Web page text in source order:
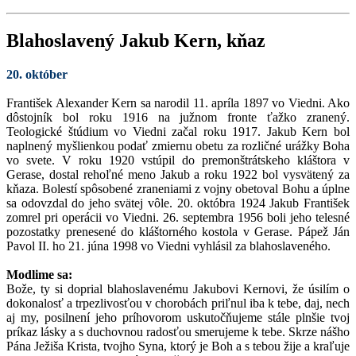
Blahoslavený Jakub Kern, kňaz
20. október
František Alexander Kern sa narodil 11. apríla 1897 vo Viedni. Ako
dôstojník bol roku 1916 na južnom fronte ťažko zranený.
Teologické štúdium vo Viedni začal roku 1917. Jakub Kern bol
naplnený myšlienkou podať zmiernu obetu za rozličné urážky Boha
vo svete. V roku 1920 vstúpil do premonštrátskeho kláštora v
Gerase, dostal rehoľné meno Jakub a roku 1922 bol vysvätený za
kňaza. Bolestí spôsobené zraneniami z vojny obetoval Bohu a úplne
sa odovzdal do jeho svätej vôle. 20. októbra 1924 Jakub František
zomrel pri operácii vo Viedni. 26. septembra 1956 boli jeho telesné
pozostatky prenesené do kláštorného kostola v Gerase. Pápež Ján
Pavol II. ho 21. júna 1998 vo Viedni vyhlásil za blahoslaveného.
Modlime sa:
Bože, ty si doprial blahoslavenému Jakubovi Kernovi, že úsilím o
dokonalosť a trpezlivosťou v chorobách priľnul iba k tebe, daj, nech
aj my, posilnení jeho príhovorom uskutočňujeme stále plnšie tvoj
príkaz lásky a s duchovnou radosťou smerujeme k tebe. Skrze nášho
Pána Ježiša Krista, tvojho Syna, ktorý je Boh a s tebou žije a kraľuje